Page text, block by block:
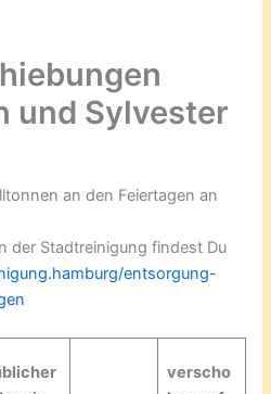
und Sylvester
an den Feiertagen an
der Stadtreinigung findest Du
entsorgung-
verscho